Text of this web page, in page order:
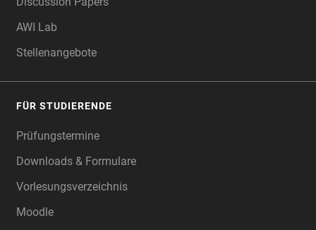
AWI Lab
Stellenangebote
FÜR STUDIERENDE
Prüfungstermine
Downloads & Formulare
Vorlesungsverzeichnis
Moodle